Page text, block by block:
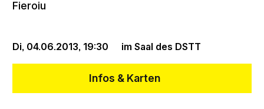
Di, 04.06.2013, 19:30 im Saal des DSTT
Fieroiu
Infos & Karten